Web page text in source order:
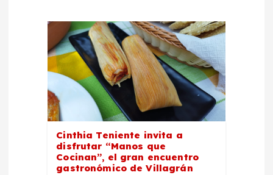
Cinthia Teniente invita a
disfrutar “Manos que
Cocinan”, el gran encuentro
gastronómico de Villagrán